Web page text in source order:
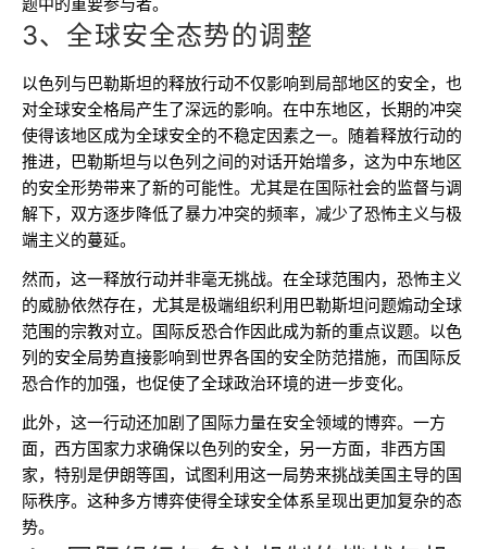
3、全球安全态势的调整
以色列与巴勒斯坦的释放行动不仅影响到局部地区的安全，也
对全球安全格局产生了深远的影响。在中东地区，长期的冲突
使得该地区成为全球安全的不稳定因素之一。随着释放行动的
推进，巴勒斯坦与以色列之间的对话开始增多，这为中东地区
的安全形势带来了新的可能性。尤其是在国际社会的监督与调
解下，双方逐步降低了暴力冲突的频率，减少了恐怖主义与极
端主义的蔓延。
然而，这一释放行动并非毫无挑战。在全球范围内，恐怖主义
的威胁依然存在，尤其是极端组织利用巴勒斯坦问题煽动全球
范围的宗教对立。国际反恐合作因此成为新的重点议题。以色
列的安全局势直接影响到世界各国的安全防范措施，而国际反
恐合作的加强，也促使了全球政治环境的进一步变化。
此外，这一行动还加剧了国际力量在安全领域的博弈。一方
面，西方国家力求确保以色列的安全，另一方面，非西方国
家，特别是伊朗等国，试图利用这一局势来挑战美国主导的国
际秩序。这种多方博弈使得全球安全体系呈现出更加复杂的态
势。